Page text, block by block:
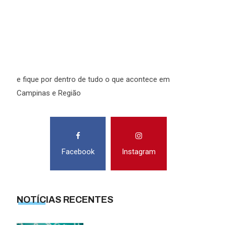
e fique por dentro de tudo o que acontece em
Campinas e Região
Facebook Instagram
NOTÍCIAS RECENTES